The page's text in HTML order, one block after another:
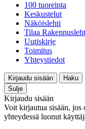
100 tuoreinta
Keskustelut
Näköislehti
Tilaa
Uutiskirje
Toimitus
Yhteystiedot
Kirjaudu sisään
Haku
Sulje
Kirjaudu sisään
Voit kirjautua sisään, jos
yhteydessä luonut